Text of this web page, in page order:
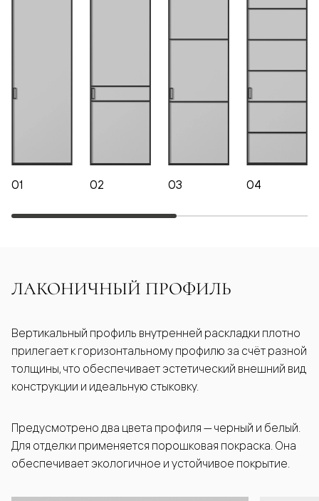
01 02 03 04
ЛАКОНИЧНЫЙ ПРОФИЛЬ
Вертикальный профиль внутренней раскладки плотно
прилегает к горизонтальному профилю за счёт разной
толщины, что обеспечивает эстетический внешний вид
конструкции и идеальную стыковку.
Предусмотрено два цвета профиля — черный и белый.
Для отделки применяется порошковая покраска. Она
обеспечивает экологичное и устойчивое покрытие.